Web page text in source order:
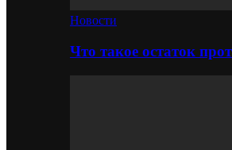
Новости
Что такое остаток